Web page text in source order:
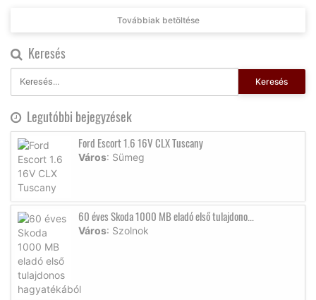
Továbbiak betöltése
Keresés
Keresés
Legutóbbi bejegyzések
Ford Escort 1.6 16V CLX Tuscany
Város: Sümeg
60 éves Skoda 1000 MB eladó első tulajdono...
Város: Szolnok